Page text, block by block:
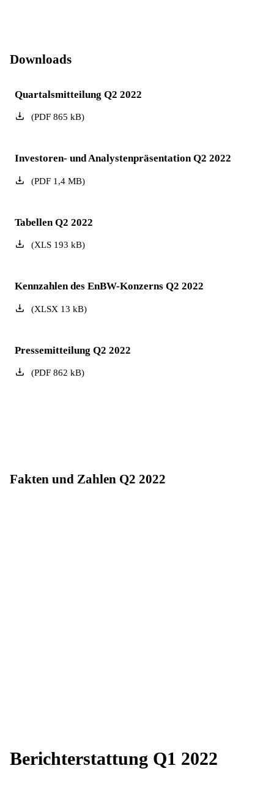
Downloads
Quartalsmitteilung Q2 2022
(PDF865 kB)
Investoren- und Analystenpräsentation Q2 2022
(PDF1,4 MB)
Tabellen Q2 2022
(XLS193 kB)
Kennzahlen des EnBW-Konzerns Q2 2022
(XLSX 13 kB)
Pressemitteilung Q2 2022
(PDF862 kB)
Fakten und Zahlen Q2 2022
Berichterstattung Q1 2022